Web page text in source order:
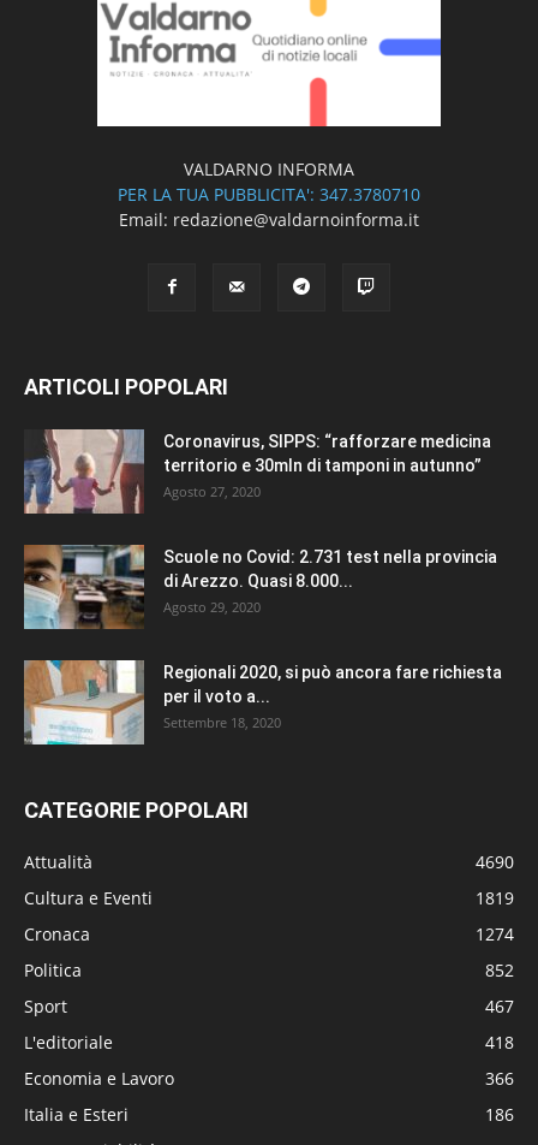
VALDARNO INFORMA
PER LA TUA PUBBLICITA': 347.3780710
Email: redazione@valdarnoinforma.it
ARTICOLI POPOLARI
Coronavirus, SIPPS: “rafforzare medicina
territorio e 30mln di tamponi in autunno”
Agosto 27, 2020
Scuole no Covid: 2.731 test nella provincia
di Arezzo. Quasi 8.000...
Agosto 29, 2020
Regionali 2020, si può ancora fare richiesta
per il voto a...
Settembre 18, 2020
CATEGORIE POPOLARI
Attualità
4690
Cultura e Eventi
1819
Cronaca
1274
Politica
852
Sport
467
L'editoriale
418
Economia e Lavoro
366
Italia e Esteri
186